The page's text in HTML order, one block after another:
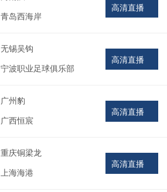
青岛西海岸
高清直播
无锡吴钩
宁波职业足球俱乐部
高清直播
广州豹
广西恒宸
高清直播
重庆铜梁龙
上海海港
高清直播